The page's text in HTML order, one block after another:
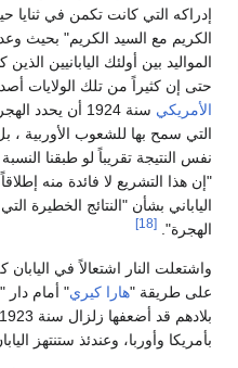
إدراكه التي كانت تكمن في ثنايا
الكريم مع السيد الكريم" بحيث
المواليد بين أولئك اليابانيين
حتى إن كثيراً من تلك الولايات
الأمريكي
سنة 1924 أن
التي سمح بها للشعوب الأوربية
نفس النتيجة تقريباً لو طبقنا
"إن هذا التشريع لا فائدة منه
الياباني بشأن "النتائج الخطيرة
الهجرة".
[18]
واشتعلت النار اشتعالاً في
على طريقة "هارا كيري" أمام دار
بأمريكا وأوربا، وعندئذ ستنتهز